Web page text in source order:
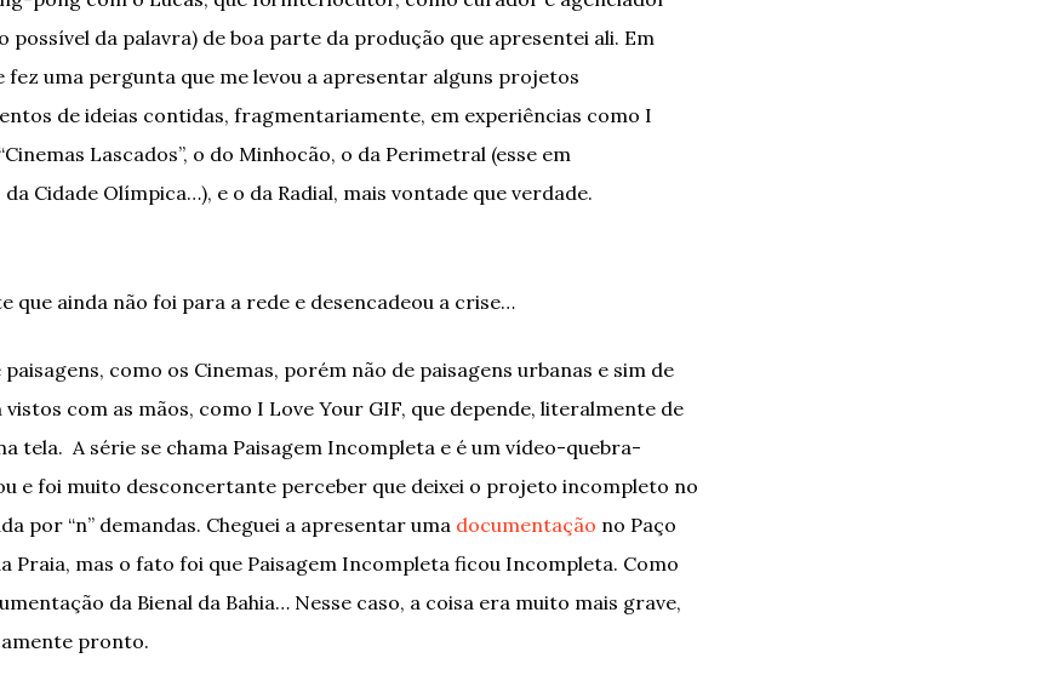
possível da palavra) de boa parte da produção que apresentei ali. Em
uma pergunta que me levou a apresentar alguns projetos
de ideias contidas, fragmentariamente, em experiências como I
Lascados”, o do Minhocão, o da Perimetral (esse em
Cidade Olímpica…), e o da Radial, mais vontade que verdade.
que ainda não foi para a rede e desencadeou a crise…
como os Cinemas, porém não de paisagens urbanas e sim de
com as mãos, como I Love Your GIF, que depende, literalmente de
tela. A série se chama Paisagem Incompleta e é um vídeo-quebra-
e foi muito desconcertante perceber que deixei o projeto incompleto no
por “n” demandas. Cheguei a apresentar uma documentação no Paço
Praia, mas o fato foi que Paisagem Incompleta ficou Incompleta. Como
da Bienal da Bahia… Nesse caso, a coisa era muito mais grave,
pronto.